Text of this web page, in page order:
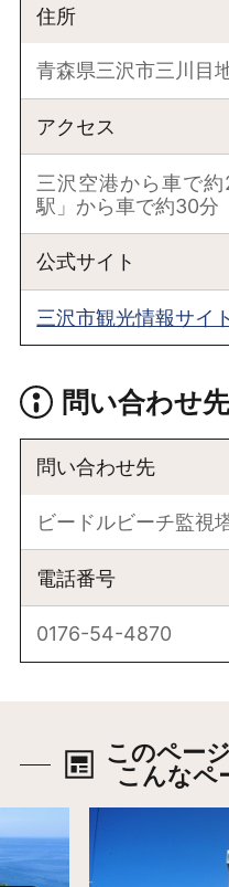
住所
青森県三沢市三川目
アクセス
三沢空港から車で
駅」から車で約30分
公式サイト
三沢市観光情報サイト
問い合わせ先
問い合わせ先
ビードルビーチ監視
電話番号
0176-54-4870
このペー
こんなペ
詳細はこちら